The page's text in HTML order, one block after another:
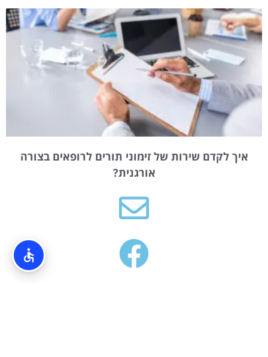
איך לקדם שירות של זימוני תורים לרופאים בצורה
אורגנית?